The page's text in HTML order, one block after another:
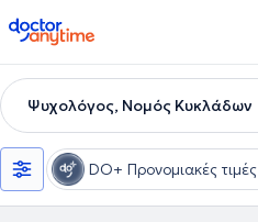
doctoranytime
Ψυχολόγος, Νομός Κυκλάδων
DO+ Προνομιακές τιμές